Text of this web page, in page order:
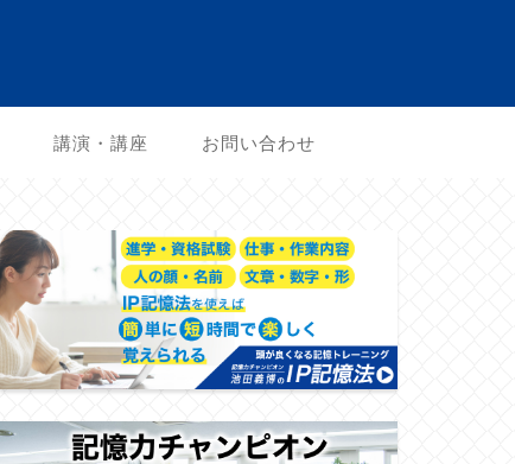
講演・講座 お問い合わせ